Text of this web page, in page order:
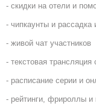
- скидки на отели и
- чипкаунты и рассадка
- живой чат участников
- текстовая трансляция
- расписание серии и
- рейтинги, фрироллы и